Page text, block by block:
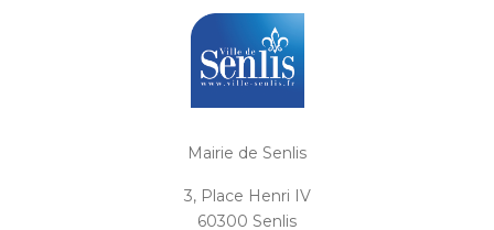
Mairie de Senlis
3, Place Henri IV
60300 Senlis